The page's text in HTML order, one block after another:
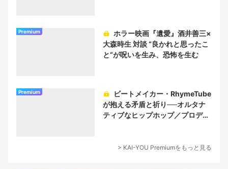
Premium
大森時生 対談 “良かれと思ったこ
と“が呪いを生み、恐怖を生む
Premium
が抱える矛盾と祈り──オルタナ
ティブなヒップホップ／プロデュ
> KAI-YOU Premiumをもっと見る